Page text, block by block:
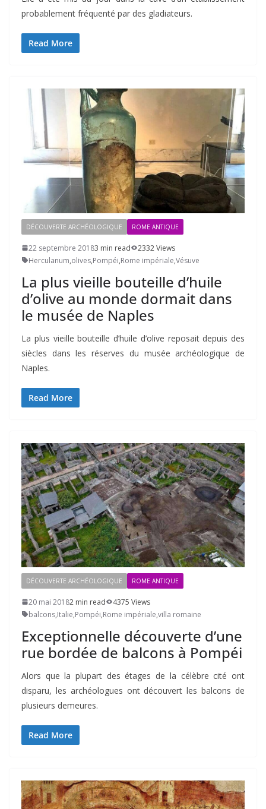
probablement fréquenté par des gladiateurs.
Read More
DÉCOUVERTE ARCHÉOLOGIQUE ROME ANTIQUE
22 septembre 20183 min read
2332 Views
Herculanum,olives,Pompéi,Rome impériale,Vésuve
La plus vieille bouteille d’huile
d’olive au monde dormait dans
le musée de Naples
La plus vieille bouteille d’huile d’olive reposait depuis des
siècles dans les réserves du musée archéologique de
Naples.
Read More
DÉCOUVERTE ARCHÉOLOGIQUE ROME ANTIQUE
20 mai 20182 min read
4375 Views
balcons,Italie,Pompéi,Rome impériale,villa romaine
Exceptionnelle découverte d’une
rue bordée de balcons à Pompéi
Alors que la plupart des étages de la célèbre cité ont
disparu, les archéologues ont découvert les balcons de
plusieurs demeures.
Read More